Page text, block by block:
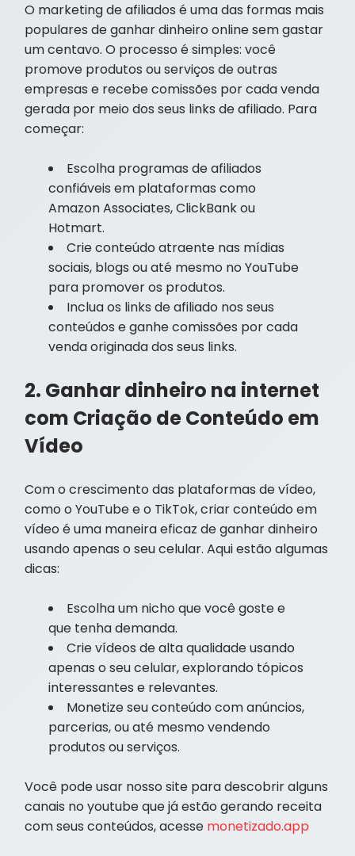
O marketing de afiliados é uma das formas mais
populares de ganhar dinheiro online sem gastar
um centavo. O processo é simples: você
promove produtos ou serviços de outras
empresas e recebe comissões por cada venda
gerada por meio dos seus links de afiliado. Para
começar:
Escolha programas de afiliados
confiáveis em plataformas como
Amazon Associates, ClickBank ou
Hotmart.
Crie conteúdo atraente nas mídias
sociais, blogs ou até mesmo no YouTube
para promover os produtos.
Inclua os links de afiliado nos seus
conteúdos e ganhe comissões por cada
venda originada dos seus links.
2. Ganhar dinheiro na internet
com Criação de Conteúdo em
Vídeo
Com o crescimento das plataformas de vídeo,
como o YouTube e o TikTok, criar conteúdo em
vídeo é uma maneira eficaz de ganhar dinheiro
usando apenas o seu celular. Aqui estão algumas
dicas:
Escolha um nicho que você goste e
que tenha demanda.
Crie vídeos de alta qualidade usando
apenas o seu celular, explorando tópicos
interessantes e relevantes.
Monetize seu conteúdo com anúncios,
parcerias, ou até mesmo vendendo
produtos ou serviços.
Você pode usar nosso site para descobrir alguns
canais no youtube que já estão gerando receita
com seus conteúdos, acesse monetizado.app